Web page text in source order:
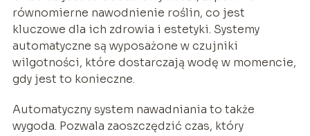
równomierne nawodnienie roślin, co jest
kluczowe dla ich zdrowia i estetyki. Systemy
automatyczne są wyposażone w czujniki
wilgotności, które dostarczają wodę w momencie,
gdy jest to konieczne.
Automatyczny system nawadniania to także
wygoda. Pozwala zaoszczędzić czas, który